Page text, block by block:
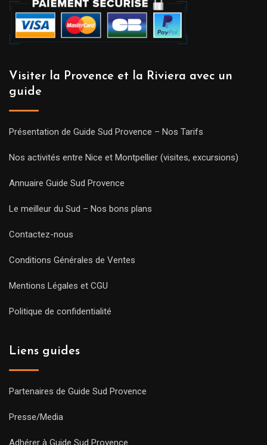
Visiter la Provence et la Riviera avec un
guide
Présentation de Guide Sud Provence – Nos Tarifs
Nos activités entre Nice et Montpellier (visites, excursions)
Annuaire Guide Sud Provence
Le meilleur du Sud – Nos bons plans
Contactez-nous
Conditions Générales de Ventes
Mentions Légales et CGU
Politique de confidentialité
Liens guides
Partenaires de Guide Sud Provence
Presse/Media
Adhérer à Guide Sud Provence